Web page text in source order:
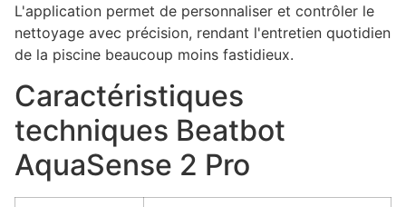
L'application permet de personnaliser et contrôler le
nettoyage avec précision, rendant l'entretien quotidien
de la piscine beaucoup moins fastidieux.
Caractéristiques
techniques Beatbot
AquaSense 2 Pro